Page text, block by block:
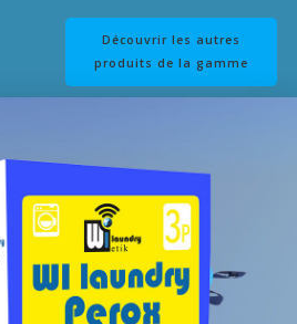
Découvrir les autres
produits de la gamme